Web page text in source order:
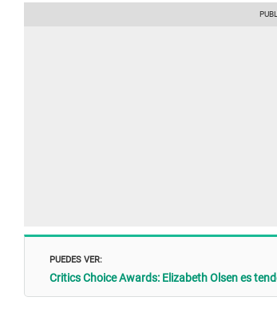
PUEDES VER:
Critics Choice Awards: Elizabeth Olsen es